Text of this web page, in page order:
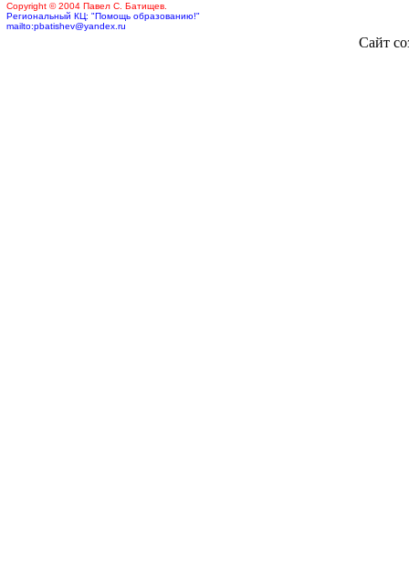
Copyright © 2004 Павел С. Батищев.
Региональный КЦ: "Помощь образованию!"
mailto:pbatishev@yandex.ru
Сайт